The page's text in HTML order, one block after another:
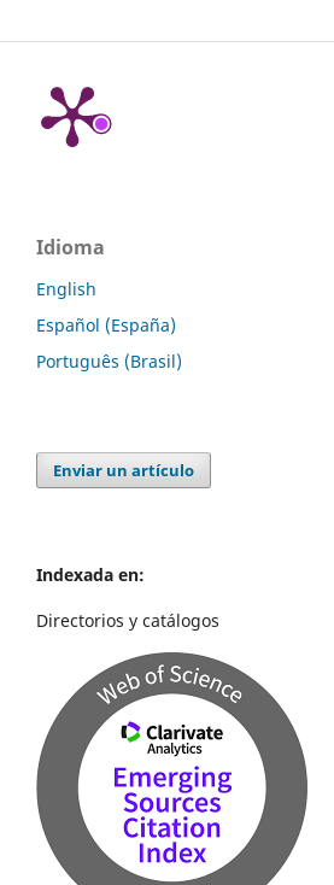
Idioma
English
Español (España)
Português (Brasil)
Enviar un artículo
Indexada en:
Directorios y catálogos